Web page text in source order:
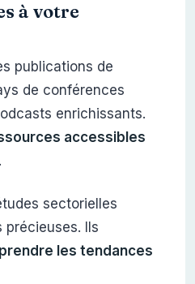
à votre
publications de
de conférences
enrichissants.
accessibles
sectorielles
précieuses. Ils
les tendances